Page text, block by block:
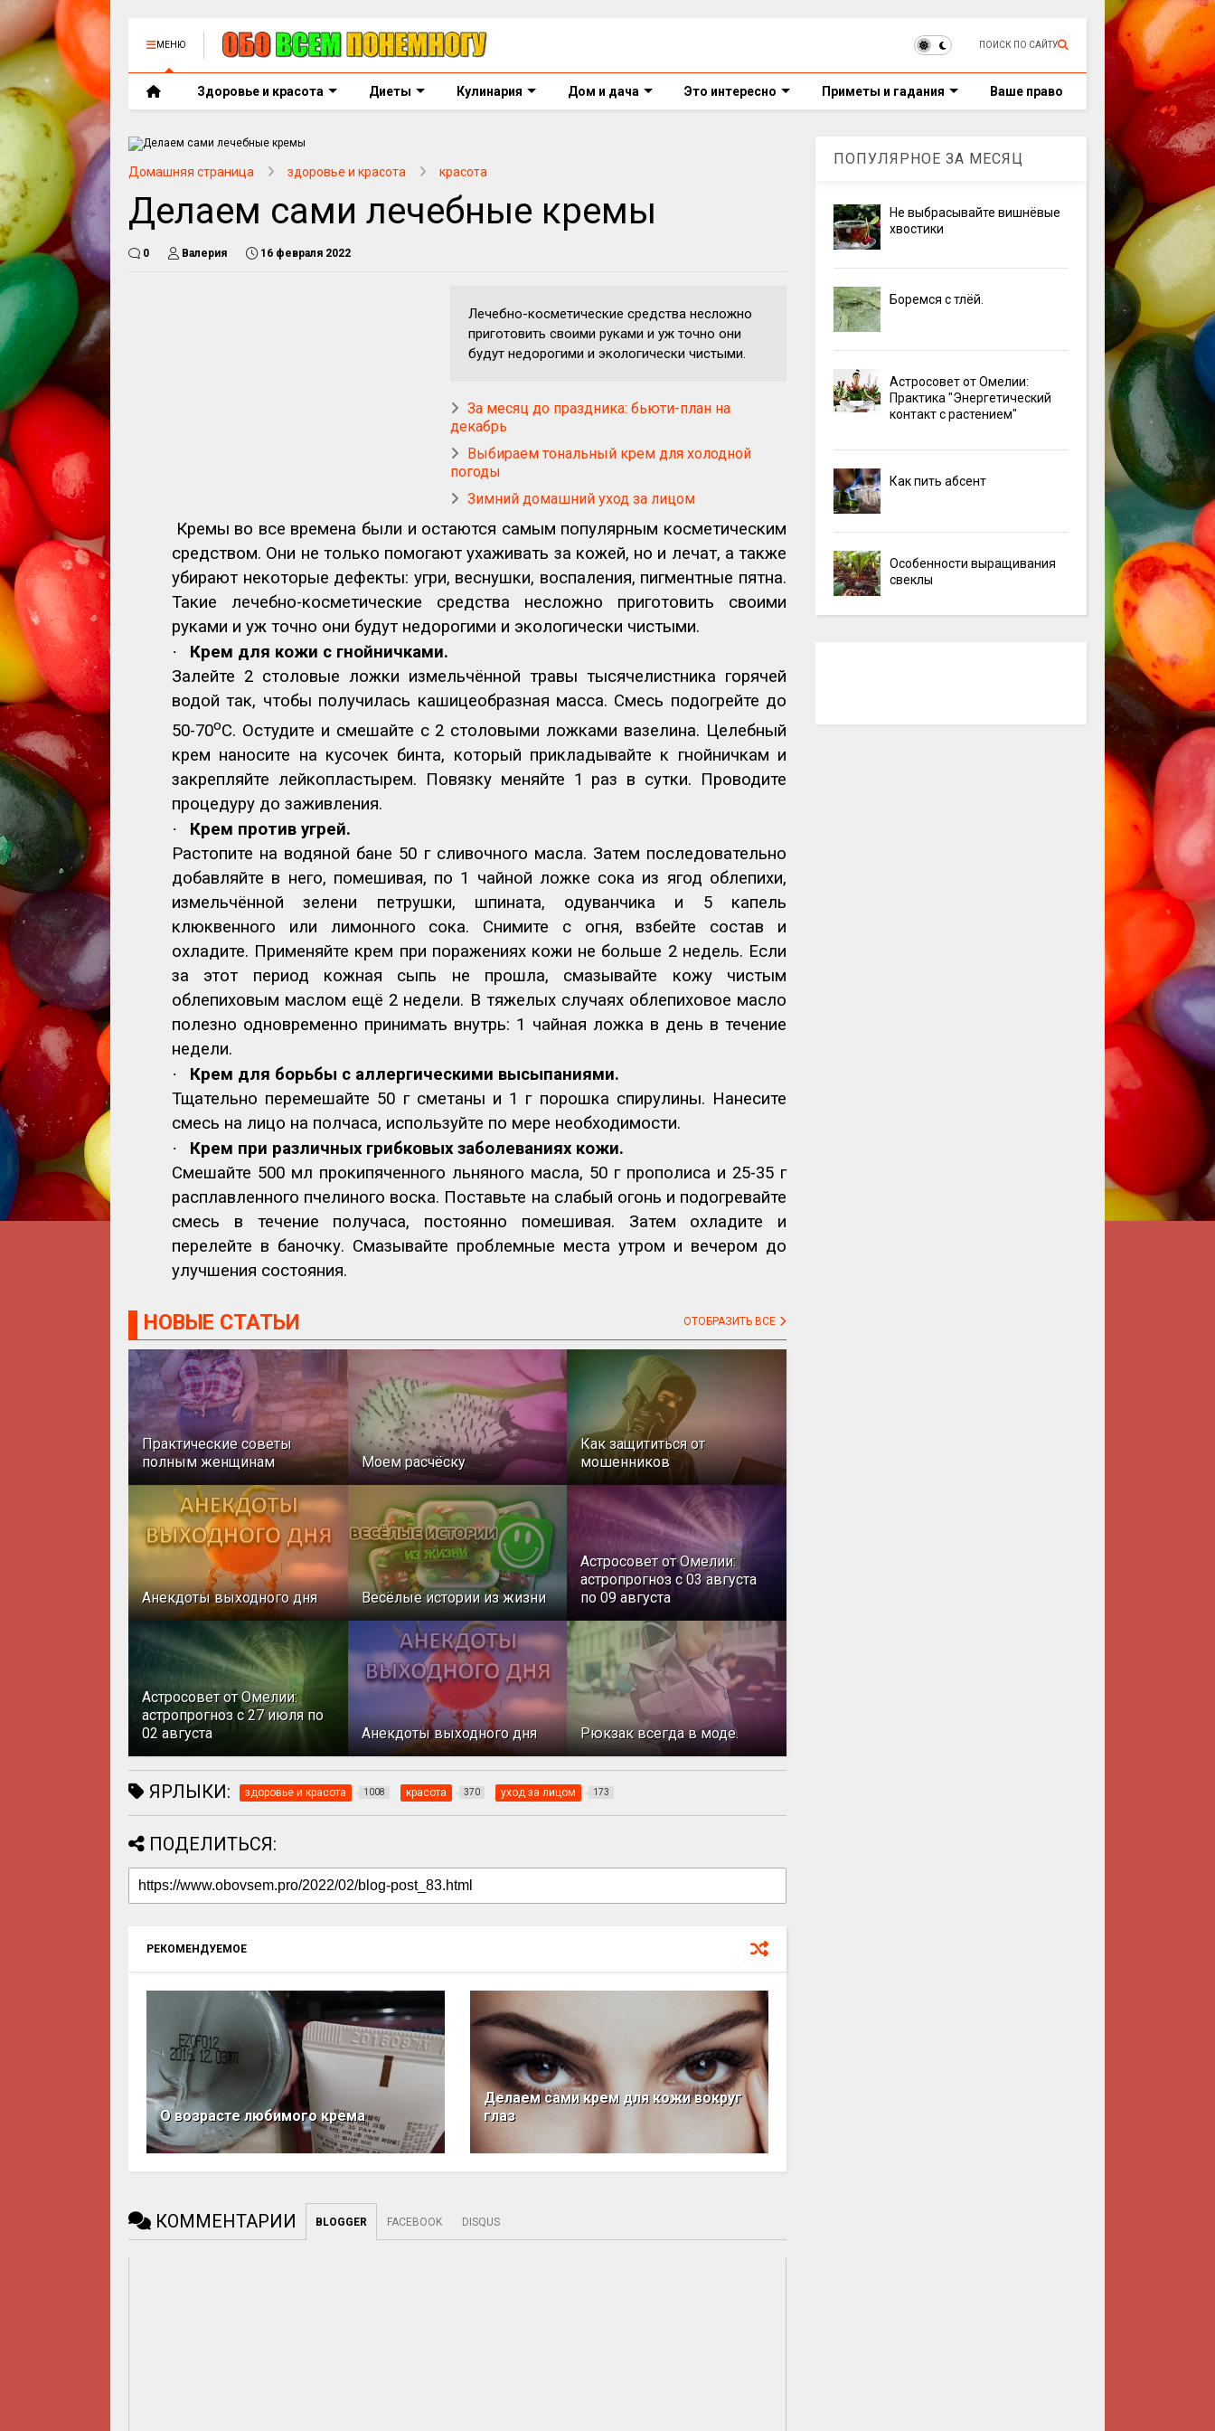
МЕНЮ ПОИСК ПО САЙТУ
Здоровье и красота Диеты Кулинария Дом и дача Это интересно Приметы и гадания Ваше право
Домашняя страница здоровье и красота красота
Делаем сами лечебные кремы
0 Валерия 16 февраля 2022
Лечебно-косметические средства несложно
приготовить своими руками и уж точно они
будут недорогими и экологически чистыми.
За месяц до праздника: бьюти-план на
декабрь
Выбираем тональный крем для холодной
погоды
Зимний домашний уход за лицом
Кремы во все времена были и остаются самым популярным косметическим
средством. Они не только помогают ухаживать за кожей, но и лечат, а также
убирают некоторые дефекты: угри, веснушки, воспаления, пигментные пятна.
Такие лечебно-косметические средства несложно приготовить своими
руками и уж точно они будут недорогими и экологически чистыми.
·
Крем для кожи с гнойничками.
Залейте 2 столовые ложки измельчённой травы тысячелистника горячей
водой так, чтобы получилась кашицеобразная масса. Смесь подогрейте до
50-70оС. Остудите и смешайте с 2 столовыми ложками вазелина. Целебный
крем наносите на кусочек бинта, который прикладывайте к гнойничкам и
закрепляйте лейкопластырем. Повязку меняйте 1 раз в сутки. Проводите
процедуру до заживления.
·
Крем против угрей.
Растопите на водяной бане 50 г сливочного масла. Затем последовательно
добавляйте в него, помешивая, по 1 чайной ложке сока из ягод облепихи,
измельчённой зелени петрушки, шпината, одуванчика и 5 капель
клюквенного или лимонного сока. Снимите с огня, взбейте состав и
охладите. Применяйте крем при поражениях кожи не больше 2 недель. Если
за этот период кожная сыпь не прошла, смазывайте кожу чистым
облепиховым маслом ещё 2 недели. В тяжелых случаях облепиховое масло
полезно одновременно принимать внутрь: 1 чайная ложка в день в течение
недели.
·
Крем для борьбы с аллергическими высыпаниями.
Тщательно перемешайте 50 г сметаны и 1 г порошка спирулины. Нанесите
смесь на лицо на полчаса, используйте по мере необходимости.
·
Крем при различных грибковых заболеваниях кожи.
Смешайте 500 мл прокипяченного льняного масла, 50 г прополиса и 25-35 г
расплавленного пчелиного воска. Поставьте на слабый огонь и подогревайте
смесь в течение получаса, постоянно помешивая. Затем охладите и
перелейте в баночку. Смазывайте проблемные места утром и вечером до
улучшения состояния.
НОВЫЕ СТАТЬИ ОТОБРАЗИТЬ ВСЕ
Практические советы
полным женщинам
Моем расчёску
Как защититься от
мошенников
Анекдоты выходного дня Весёлые истории из жизни
Астросовет от Омелии:
астропрогноз с 03 августа
по 09 августа
Астросовет от Омелии:
астропрогноз с 27 июля по
02 августа
Анекдоты выходного дня Рюкзак всегда в моде.
ЯРЛЫКИ: здоровье и красота 1008 красота 370 уход за лицом 173
ПОДЕЛИТЬСЯ:
РЕКОМЕНДУЕМОЕ
О возрасте любимого крема
Делаем сами крем для кожи вокруг
глаз
КОММЕНТАРИИ BLOGGER FACEBOOK DISQUS
ПОПУЛЯРНОЕ ЗА МЕСЯЦ
Не выбрасывайте вишнёвые
хвостики
Боремся с тлёй.
Астросовет от Омелии:
Практика "Энергетический
контакт с растением"
Как пить абсент
Особенности выращивания
свеклы